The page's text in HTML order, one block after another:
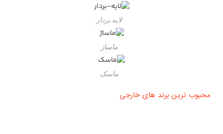
لایه بردار
ماساژ
ماسک
محبوب ترین برند های خارجی